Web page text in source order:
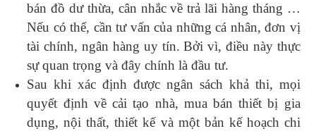
bán đồ dư thừa, cân nhắc về trả lãi hàng tháng …
Nếu có thể, cần tư vấn của những cá nhân, đơn vị
tài chính, ngân hàng uy tín. Bởi vì, điều này thực
sự quan trọng và đây chính là đầu tư.
Sau khi xác định được ngân sách khả thi, mọi
quyết định về cải tạo nhà, mua bán thiết bị gia
dụng, nội thất, thiết kế và một bản kế hoạch chi